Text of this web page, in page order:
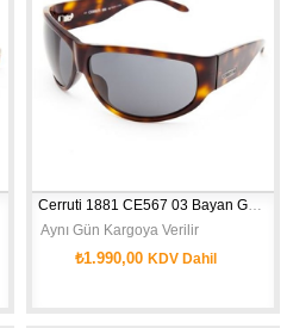
Aynı Gün Kargoya Verilir
₺1.990,00 KDV Dahil